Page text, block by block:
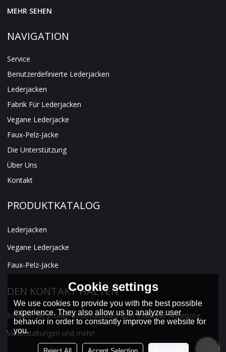
MEHR SEHEN
NAVIGATION
Service
Benutzerdefinierte Lederjacken
Lederjacken
Fabrik Für Lederjacken
Vegane Lederjacke
Faux-Pelz-Jacke
Die Unterstützung
Über Uns
Kontakt
PRODUKTKATALOG
Lederjacken
Vegane Lederjacke
Faux-Pelz-Jacke
DEN KONTAKT HALTEN
Erhalten Sie Insider-Informationen über exklusive Angebote,
Veranstaltungen und mehr!
Cookie settings
We use cookies to provide you with the best possible
experience. They also allow us to analyze user
behavior in order to constantly improve the website for
you.